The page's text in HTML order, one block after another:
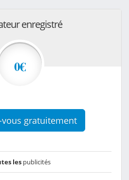
enregistré
0€
vous gratuitement
les publicités